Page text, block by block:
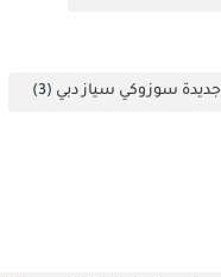
جديدة سوزوكي سياز دبي (3)